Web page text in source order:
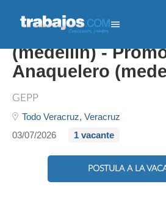
Promotor
(medellin) -
Anaquelero
GEPP
Todo Veracruz, Veracruz
03/07/2026
1 vacante
POSTULA A LA